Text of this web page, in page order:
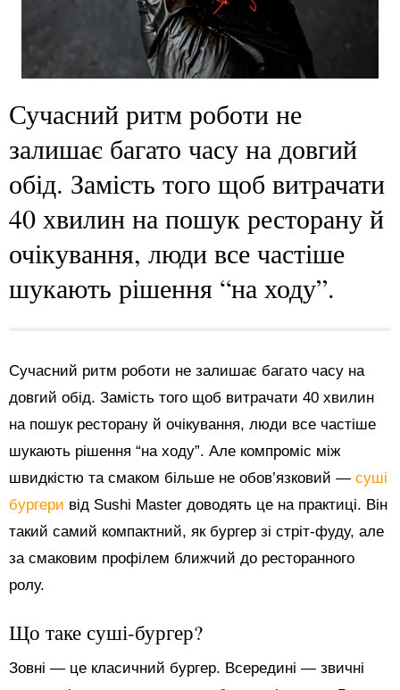
Сучасний ритм роботи не
залишає багато часу на довгий
обід. Замість того щоб витрачати
40 хвилин на пошук ресторану й
очікування, люди все частіше
шукають рішення “на ходу”.
Сучасний ритм роботи не залишає багато часу на
довгий обід. Замість того щоб витрачати 40 хвилин
на пошук ресторану й очікування, люди все частіше
шукають рішення “на ходу”. Але компроміс між
швидкістю та смаком більше не обов’язковий — суші
бургери від Sushi Master доводять це на практиці. Він
такий самий компактний, як бургер зі стріт-фуду, але
за смаковим профілем ближчий до ресторанного
ролу.
Що таке суші-бургер?
Зовні — це класичний бургер. Всередині — звичні